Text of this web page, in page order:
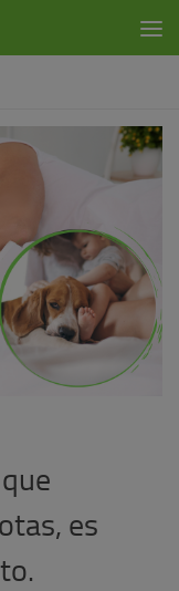
es